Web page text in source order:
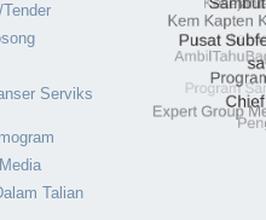
Serviks
Talian